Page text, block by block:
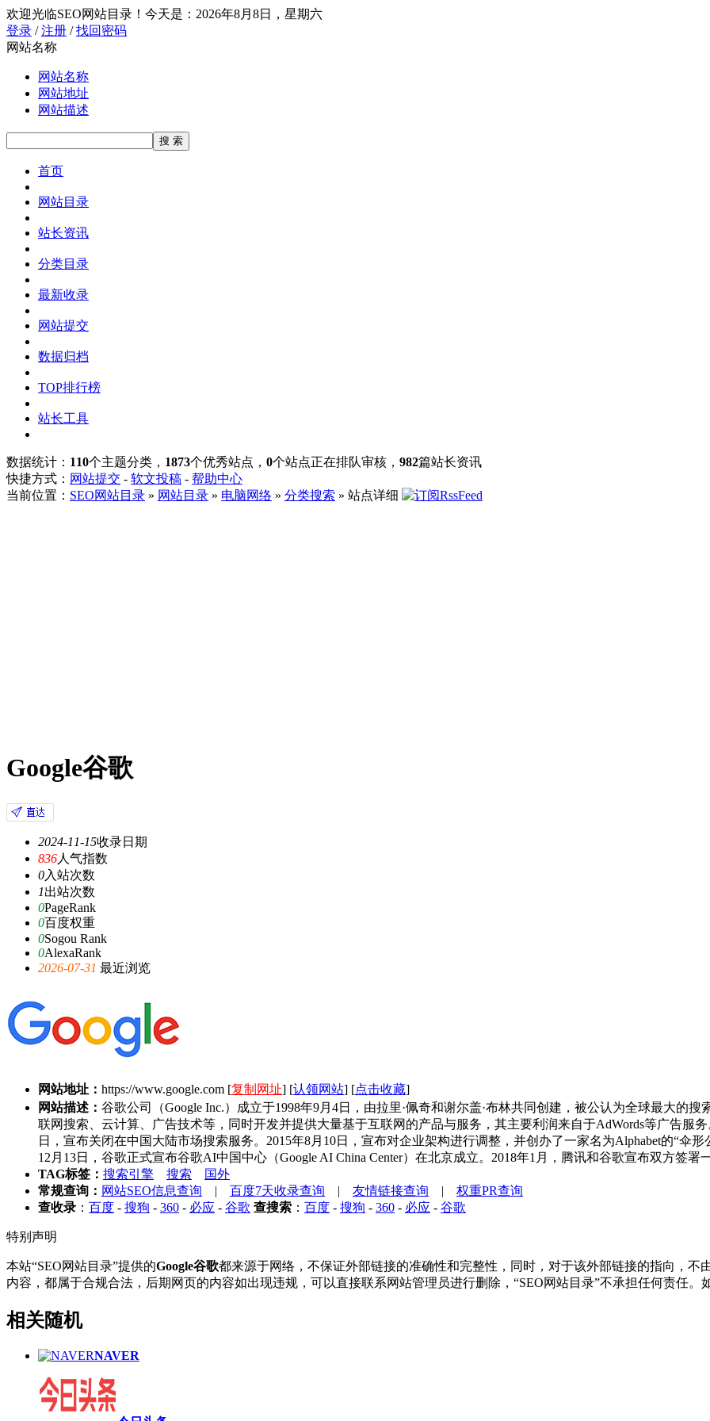
欢迎光临SEO网站目录！ 今天是：2026年8月8日，星期六
登录 /注册 /找回密码
网站名称
网站名称
网站地址
网站描述
首页
网站目录
站长资讯
分类目录
最新收录
网站提交
数据归档
TOP排行榜
站长工具
数据统计： 110个主题分类， 1873个优秀站点， 0个站点正在排队审核， 982篇站长资讯
快捷方式： 网站提交 - 软文投稿 - 帮助中心
当前位置： SEO网站目录 » 网站目录 » 电脑网络 » 分类搜索 » 站点详细
Google谷歌
2024-11-15收录日期
836人气指数
0入站次数
1出站次数
0PageRank
0百度权重
0Sogou Rank
0AlexaRank
2026-07-31 最近浏览
网站地址： https://www.google.com [复制网址] [认领网站] [点击收藏]
网站描述： 谷歌公司（Google Inc.）成立于1998年9月4日，由拉里·佩奇和谢尔盖·布林共同创建，被公认为全球最大的
联网搜索、云计算、广告技术等，同时开发并提供大量基于互联网的产品与服务，其主要利润来自于AdWords等广告服务
日，宣布关闭在中国大陆市场搜索服务。2015年8月10日，宣布对企业架构进行调整，并创办了一家名为Alphabet的“伞形
12月13日，谷歌正式宣布谷歌AI中国中心（Google AI China Center）在北京成立。2018年1月，腾讯和谷歌宣布双方签
TAG标签： 搜索引擎 搜索
国外
常规查询： 网站SEO信息查询 | 百度7天收录查询 | 友情链接查询 | 权重PR查询
查收录 ： 百度 - 搜狗 - 360 - 必应 - 谷歌 查搜索 ： 百度 - 搜狗 - 360 - 必应 - 谷歌
特别声明
本站“SEO网站目录”提供的Google谷歌都来源于网络，不保证外部链接的准确性和完整性，同时，对于该外部链接的指向，不
内容，都属于合规合法，后期网页的内容如出现违规，可以直接联系网站管理员进行删除，“SEO网站目录”不承担任何责任
相关随机
NAVER